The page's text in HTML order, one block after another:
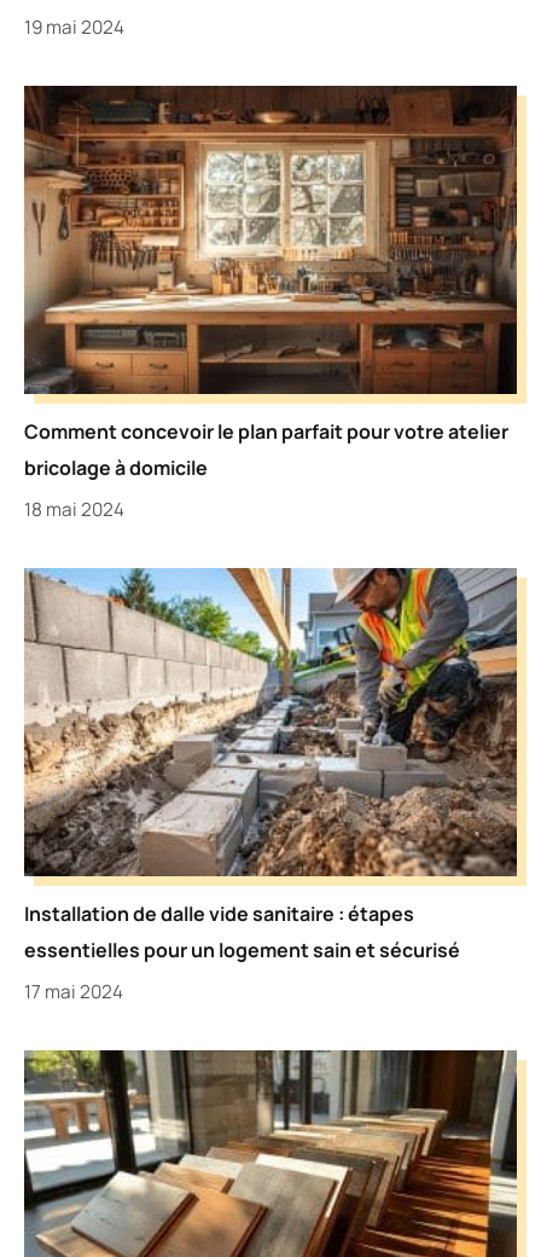
19 mai 2024
Comment concevoir le plan parfait pour votre atelier
bricolage à domicile
18 mai 2024
Installation de dalle vide sanitaire : étapes
essentielles pour un logement sain et sécurisé
17 mai 2024